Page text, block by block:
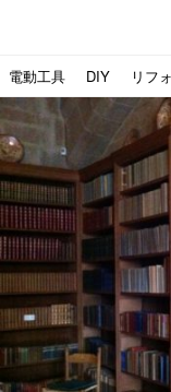
電動工具 DIY リフ